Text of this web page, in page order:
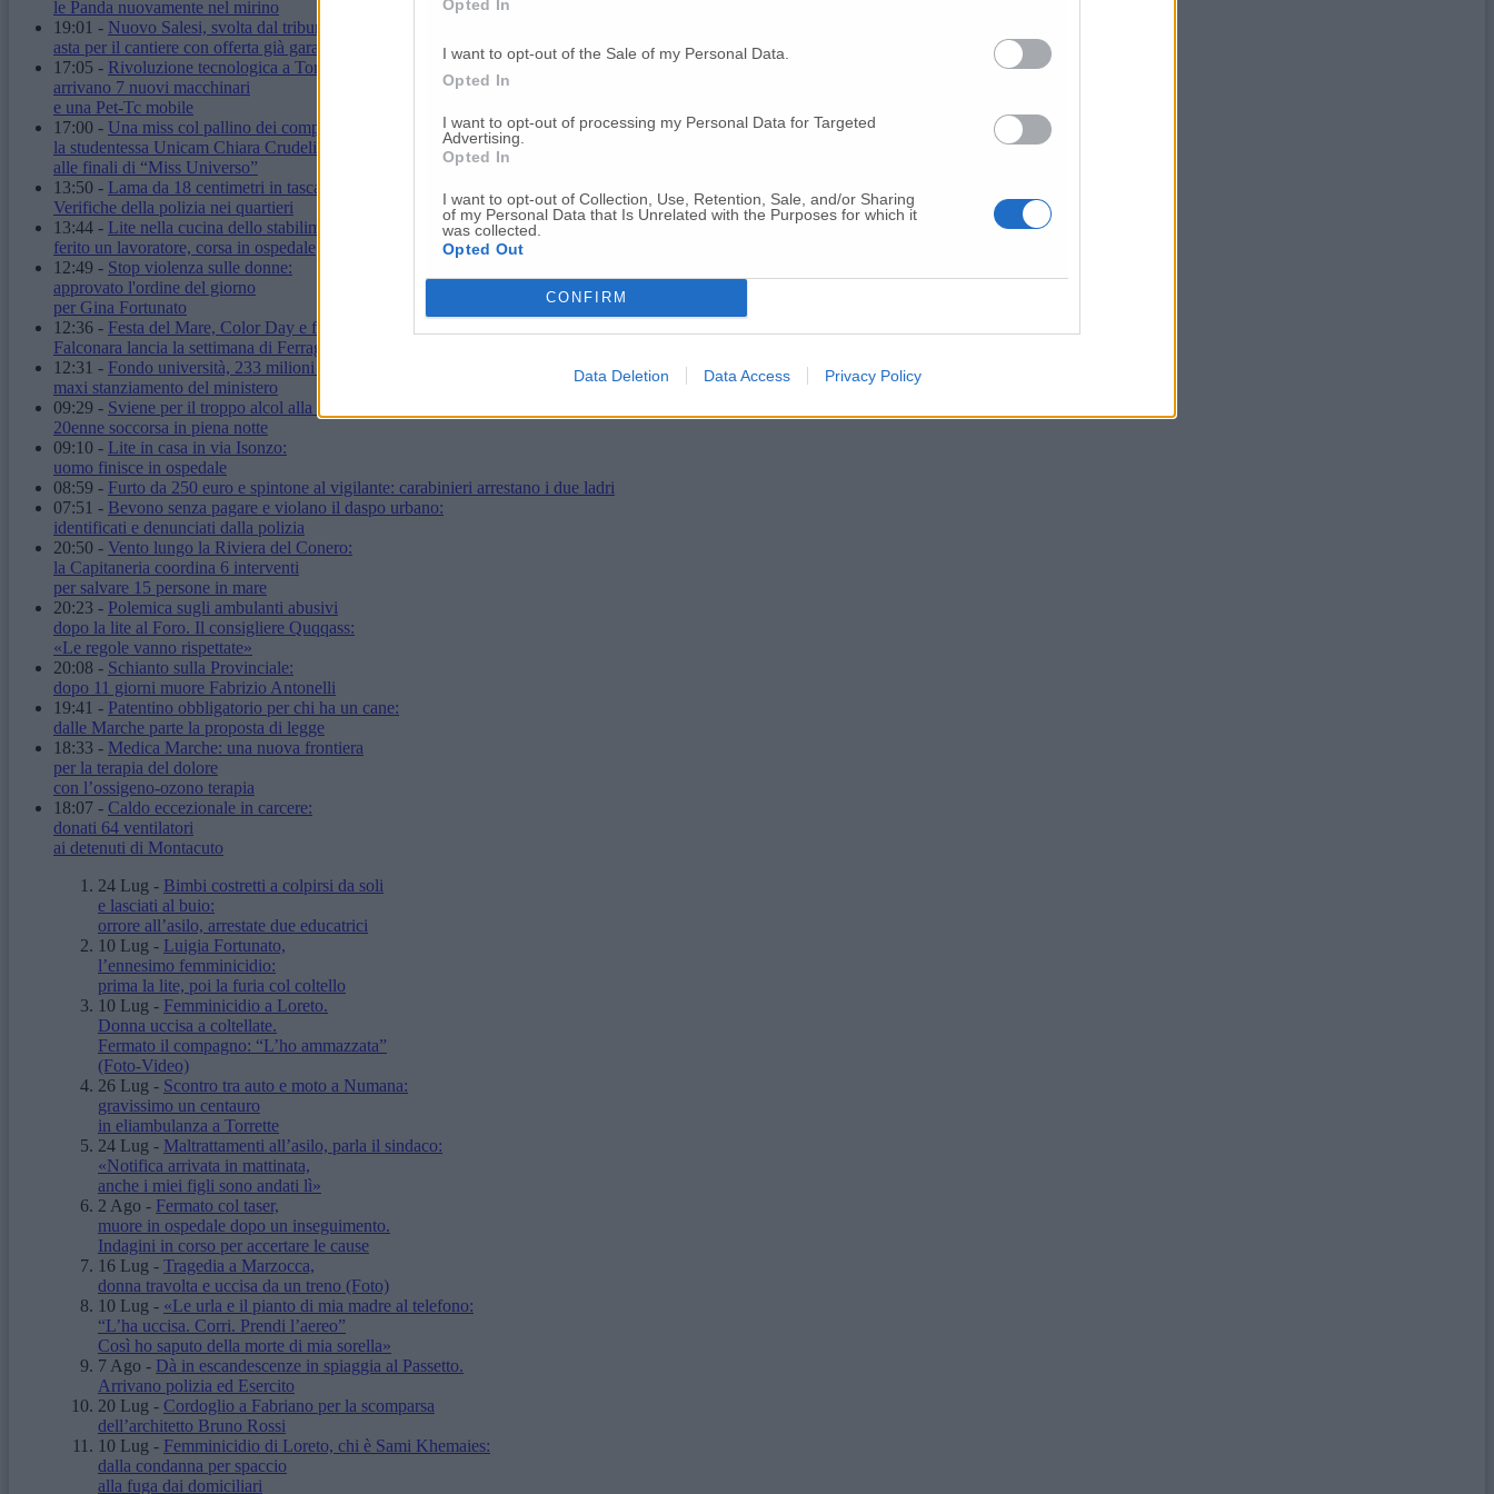
Opted In
I want to opt-out of the Sale of my Personal Data.
Opted In
I want to opt-out of processing my Personal Data for Targeted
Advertising.
Opted In
I want to opt-out of Collection, Use, Retention, Sale, and/or Sharing
of my Personal Data that Is Unrelated with the Purposes for which it
was collected.
Opted Out
CONFIRM
Data Deletion Data Access Privacy Policy
le Panda nuovamente nel mirino
19:01 - Nuovo Salesi, svolta dal tribunale:
asta per il cantiere con offerta già garantita
17:05 - Rivoluzione tecnologica a Torrette:
arrivano 7 nuovi macchinari
e una Pet-Tc mobile
17:00 - Una miss col pallino dei computer:
la studentessa Unicam Chiara Crudeli
alle finali di “Miss Universo”
13:50 - Lama da 18 centimetri in tasca: denunciato.
Verifiche della polizia nei quartieri
13:44 - Lite nella cucina dello stabilimento:
ferito un lavoratore, corsa in ospedale
12:49 - Stop violenza sulle donne:
approvato l'ordine del giorno
per Gina Fortunato
12:36 - Festa del Mare, Color Day e fuochi d'artificio:
Falconara lancia la settimana di Ferragosto
12:31 - Fondo università, 233 milioni alle Marche:
maxi stanziamento del ministero
09:29 - Sviene per il troppo alcol alla stazione:
20enne soccorsa in piena notte
09:10 - Lite in casa in via Isonzo:
uomo finisce in ospedale
08:59 - Furto da 250 euro e spintone al vigilante: carabinieri arrestano i due ladri
07:51 - Bevono senza pagare e violano il daspo urbano:
identificati e denunciati dalla polizia
20:50 - Vento lungo la Riviera del Conero:
la Capitaneria coordina 6 interventi
per salvare 15 persone in mare
20:23 - Polemica sugli ambulanti abusivi
dopo la lite al Foro. Il consigliere Quqqass:
«Le regole vanno rispettate»
20:08 - Schianto sulla Provinciale:
dopo 11 giorni muore Fabrizio Antonelli
19:41 - Patentino obbligatorio per chi ha un cane:
dalle Marche parte la proposta di legge
18:33 - Medica Marche: una nuova frontiera
per la terapia del dolore
con l’ossigeno-ozono terapia
18:07 - Caldo eccezionale in carcere:
donati 64 ventilatori
ai detenuti di Montacuto
24 Lug - Bimbi costretti a colpirsi da soli
e lasciati al buio:
orrore all’asilo, arrestate due educatrici
10 Lug - Luigia Fortunato,
l’ennesimo femminicidio:
prima la lite, poi la furia col coltello
10 Lug - Femminicidio a Loreto.
Donna uccisa a coltellate.
Fermato il compagno: “L’ho ammazzata”
(Foto-Video)
26 Lug - Scontro tra auto e moto a Numana:
gravissimo un centauro
in eliambulanza a Torrette
24 Lug - Maltrattamenti all’asilo, parla il sindaco:
«Notifica arrivata in mattinata,
anche i miei figli sono andati lì»
2 Ago - Fermato col taser,
muore in ospedale dopo un inseguimento.
Indagini in corso per accertare le cause
16 Lug - Tragedia a Marzocca,
donna travolta e uccisa da un treno (Foto)
10 Lug - «Le urla e il pianto di mia madre al telefono:
“L’ha uccisa. Corri. Prendi l’aereo”
Così ho saputo della morte di mia sorella»
7 Ago - Dà in escandescenze in spiaggia al Passetto.
Arrivano polizia ed Esercito
20 Lug - Cordoglio a Fabriano per la scomparsa
dell’architetto Bruno Rossi
10 Lug - Femminicidio di Loreto, chi è Sami Khemaies:
dalla condanna per spaccio
alla fuga dai domiciliari